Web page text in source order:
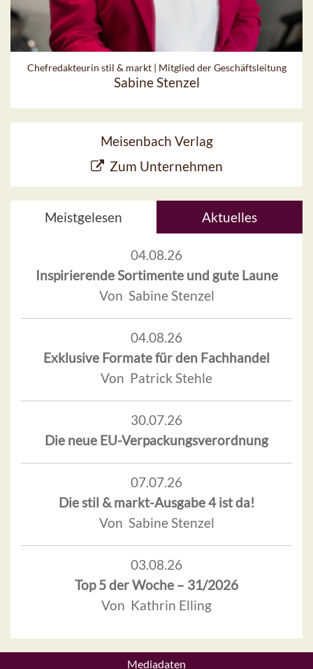
Chefredakteurin stil & markt | Mitglied der Geschäftsleitung
Sabine Stenzel
Meisenbach Verlag
Zum Unternehmen
Meistgelesen Aktuelles
04.08.26
Inspirierende Sortimente und gute Laune
Von Sabine Stenzel
04.08.26
Exklusive Formate für den Fachhandel
Von Patrick Stehle
30.07.26
Die neue EU-Verpackungsverordnung
07.07.26
Die stil & markt-Ausgabe 4 ist da!
Von Sabine Stenzel
03.08.26
Top 5 der Woche – 31/2026
Von Kathrin Elling
Mediadaten